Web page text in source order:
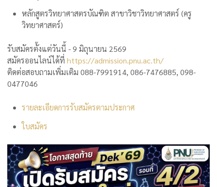
หลักสูตรวิทยาศาสตรบัณฑิต สาขาวิชาวิทยาศาสตร์ (ครู
วิทยาศาสตร์)
รับสมัครตั้งแต่วันนี้ - 9 มิถุนายน 2569
สมัครออนไลน์ได้ที่ https://admission.pnu.ac.th/
ติดต่อสอบถามเพิ่มเติม 088-7991914, 086-7476885, 098-
0477046
รายละเอียดการรับสมัครตามประกาศ
ใบสมัคร